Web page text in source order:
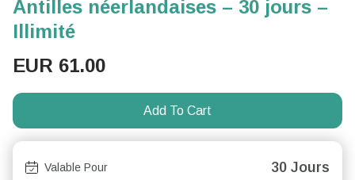
Antilles néerlandaises – 30 jours –
Illimité
EUR 61.00
Add To Cart
Valable Pour 30 Jours